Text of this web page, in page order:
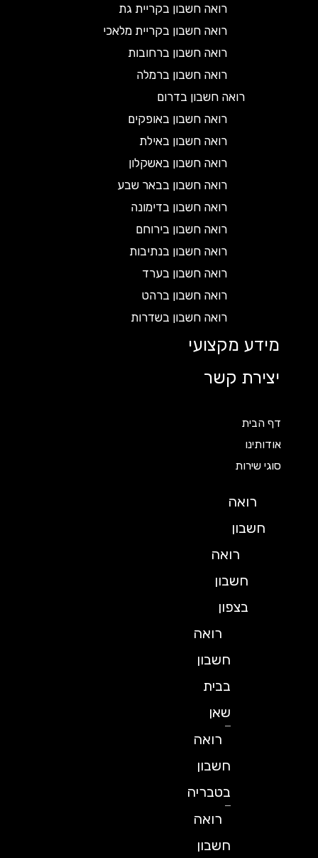
רואה חשבון בקריית גת
רואה חשבון בקריית מלאכי
רואה חשבון ברחובות
רואה חשבון ברמלה
רואה חשבון בדרום
רואה חשבון באופקים
רואה חשבון באילת
רואה חשבון באשקלון
רואה חשבון בבאר שבע
רואה חשבון בדימונה
רואה חשבון בירוחם
רואה חשבון בנתיבות
רואה חשבון בערד
רואה חשבון ברהט
רואה חשבון בשדרות
מידע מקצועי
יצירת קשר
דף הבית
אודותינו
סוגי שירות
רואה
חשבון
רואה
חשבון
בצפון
רואה
חשבון
בבית
רואה
חשבון
בטבריה
רואה
חשבון